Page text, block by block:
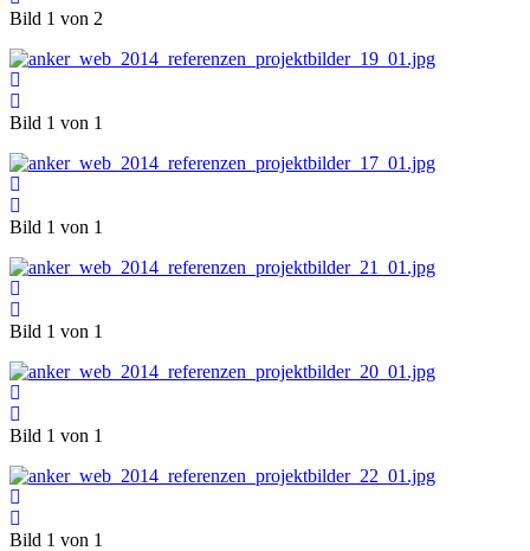
Bild 1 von 2
Bild 1 von 1
Bild 1 von 1
Bild 1 von 1
Bild 1 von 1
Bild 1 von 1